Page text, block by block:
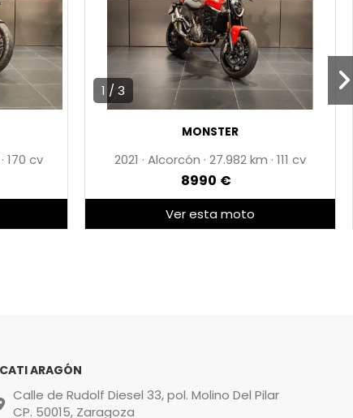
· 170 cv
1 / 3
MONSTER
2021 · Alcorcón · 27.982 · 111 cv
8990 €
Ver esta moto
ARAGÓN
Calle de Rudolf Diesel 33, pol. Molino Del Pilar
CP. 50015, Zaragoza